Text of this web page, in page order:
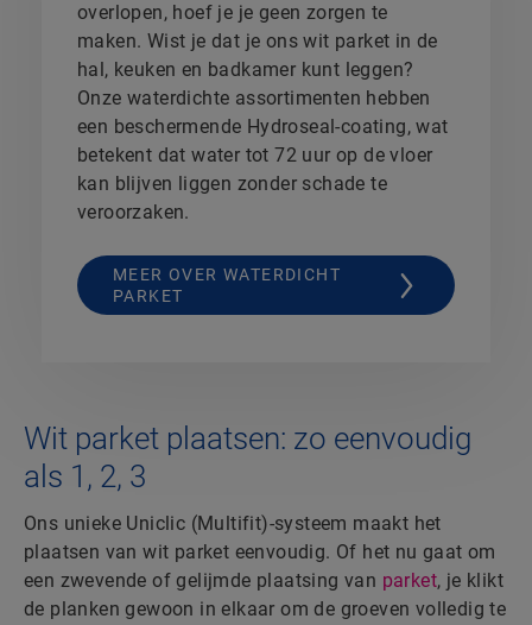
overlopen, hoef je je geen zorgen te
maken. Wist je dat je ons wit parket in de
hal, keuken en badkamer kunt leggen?
Onze waterdichte assortimenten hebben
een beschermende Hydroseal-coating, wat
betekent dat water tot 72 uur op de vloer
kan blijven liggen zonder schade te
veroorzaken.
MEER OVER WATERDICHT
PARKET
Wit parket plaatsen: zo eenvoudig
als 1, 2, 3
Ons unieke Uniclic (Multifit)-systeem maakt het
plaatsen van wit parket eenvoudig. Of het nu gaat om
een zwevende of gelijmde plaatsing van parket, je klikt
de planken gewoon in elkaar om de groeven volledig te